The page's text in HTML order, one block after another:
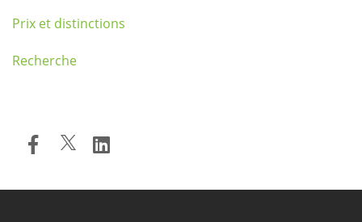
Prix et distinctions
Recherche